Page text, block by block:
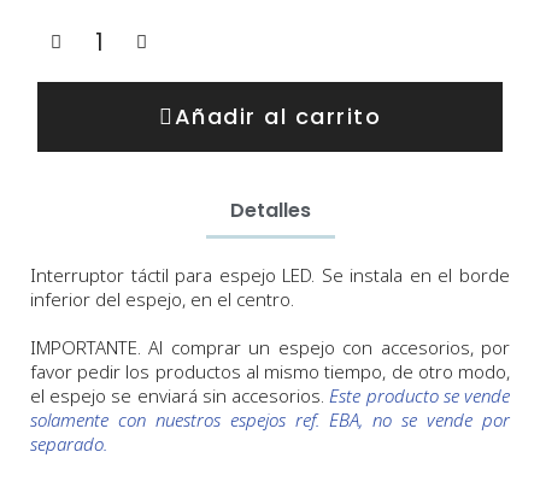
Añadir al carrito
Detalles
Interruptor táctil para espejo LED. Se instala en el borde
inferior del espejo, en el centro.
IMPORTANTE. Al comprar un espejo con accesorios, por
favor pedir los productos al mismo tiempo, de otro modo,
el espejo se enviará sin accesorios. Este producto se vende
solamente con nuestros espejos ref. EBA, no se vende por
separado.